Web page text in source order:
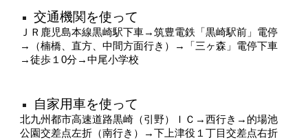
交通機関を使って
ＪＲ鹿児島本線黒崎駅下車→筑豊電鉄「黒崎駅前」電停
→（楠橋、直方、中間方面行き）→「三ヶ森」電停下車
→徒歩１0分→中尾小学校
自家用車を使って
北九州都市高速道路黒崎（引野）ＩＣ→西行き→的場池
公園交差点左折（南行き）→下上津役１丁目交差点右折